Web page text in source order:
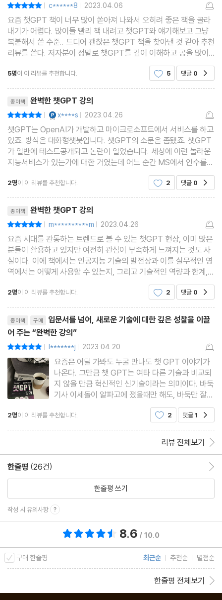
챗GPT 활용 십계명
(2) 챗GPT 좀 더 활용해 보기
코딩 천재 챗GPT에게 코딩 배우기
말로 하는 코딩
| c******8 | 2023.04.06
요즘 챗GPT 책이 너무 많이 쏟아져 나와서 오히려 좋은 책을 골라
내기가 어렵다. 많이들 빨리 책 내려고 챗GPT와 얘기해보고 그냥
복붙해서 쓴 수준.. 드디어 괜찮은 챗GPT 책을 찾아낸 것 같아 추천
리뷰를 쓴다. 저자분이 정말로 챗GPT를 깊이 이해하고 공을 많이
들여서 글을 쓴 느낌. 일단 책이 잘 읽히고 단순히 챗GPT 사용법뿐
이 아니라 인공지능 발전의 의미에 대해서까지 통찰력
5명이 이 리뷰를 추천합니다. 5 댓글 0
종이책 완벽한 챗GPT 강의
| x****s | 2023.04.26
챗GPT는 OpenAI가 개발하고 마이크로소프트에서 서비스를 하고
있죠. 방식은 대화형챗봇입니다. 챗GPT의 소문은 좀됐죠. 챗GPT
가 일반에 테스트공개되고 논란이 일었습니다. 세상에 이런 놀라운
지능서비스가 있는가에 대한 거였는데 어느 순간 MS에서 인수를
하고 몇달전 본격적으로 서비스를 하고 챗GPT-4가 나오고 유료화
까지 되었습니다. 이런 챗GPT를 경제학자인 저자가 ＜완벽한 챗
2명이 이 리뷰를 추천합니다. 2 댓글 0
종이책 완벽한 챗GPT 강의
| m**********m | 2023.04.26
요즘 시대를 관통하는 트렌드로 볼 수 있는 챗GPT 현상, 이미 많은
분들이 활용하고 있지만 여전히 관심이 부족하게 느껴지는 것도 사
실이다. 이에 책에서는 인공지능 기술의 발전상과 이를 실무적인 영
역에서는 어떻게 사용할 수 있는지, 그리고 기술적인 역량과 한계,
급변하는 미래전망에 대한 예측치 등도 함께 진단하며 누구나 쉽게
배우며 자신이 원하거나 관심있는 분
2명이 이 리뷰를 추천합니다. 2 댓글 0
종이책 구매
입문서를 넘어, 새로운 기술에 대한 깊은 성찰을 이끌
어 주는 “완벽한 강의”
| l*******j | 2023.04.20
요즘은 어딜 가봐도 누굴 만나도 챗 GPT 이야기가
나온다. 그만큼 챗 GPT는 여타 다른 기술과 비교되
지 않을 만큼 혁신적인 신기술이라는 의미이다. 바둑
기사 이세돌이 알파고에 졌을때만 해도, 바둑만 잘하
는 인공지능 알파고라 그리 위협적이지 않았다. 그런
데 이제는 바둑 뿐만 아니라, 영어, 코딩, 예술, 문학
2명이 이 리뷰를 추천합니다. 2 댓글 1
리뷰 전체보기
한줄평 (26건)
한줄평 쓰기
작성 시 유의사항
8.6 / 10.0
구매 한줄평 최근순 추천순 별점순
한줄평 전체보기